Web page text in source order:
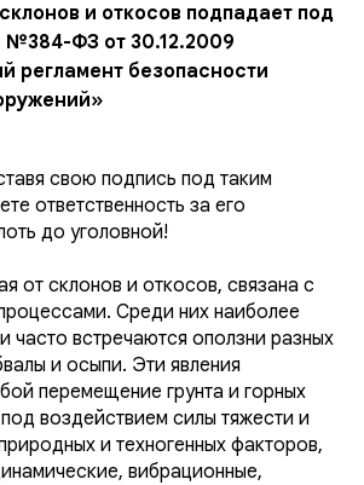
и откосов подпадает под
№384-ФЗ от 30.12.2009
регламент безопасности
свою подпись под таким
ответственность за его
до уголовной!
от склонов и откосов, связана с
Среди них наиболее
часто встречаются оползни разных
и осыпи. Эти явления
перемещение грунта и горных
воздействием силы тяжести и
и техногенных факторов,
вибрационные,